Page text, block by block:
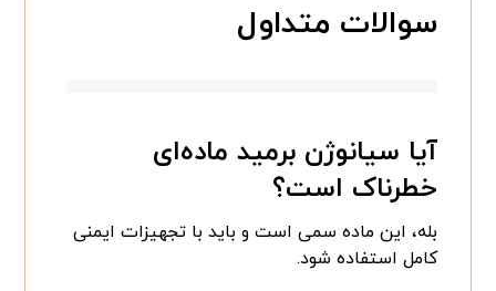
سوالات متداول
آیا سیانوژن برمید ماده‌ای
خطرناک است؟
بله، این ماده سمی است و باید با تجهیزات ایمنی
کامل استفاده شود.